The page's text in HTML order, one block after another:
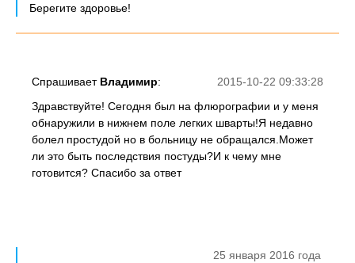
Берегите здоровье!
2015-10-22 09:33:28
Спрашивает Владимир:
Здравствуйте! Сегодня был на флюрографии и у меня
обнаружили в нижнем поле легких шварты!Я недавно
болел простудой но в больницу не обращался.Может
ли это быть последствия постуды?И к чему мне
готовится? Спасибо за ответ
25 января 2016 года